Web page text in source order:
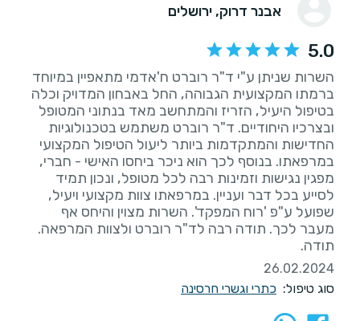
אבנר דרוק, ירושלים
5.0
השרות שניתן ע"י ד"ר רוברט ח'אדמי מתאפיין במיוחד
ברמתו המקצועית הגבוהה, החל באבחון המדויק וכלה
בטיפול היעיל, הזריז והמתחשב מאד בנתוני המטופל
ובצרכיו היחודיים. ד"ר רוברט משתמש בטכנולוגיות
החדישות והמתקדמות ביותר ליעול הטיפול המקצועי
במרפאתו. בנוסף לכך הוא ניכר ביחסו האישי - חברי,
מפגין נגישות וזמינות רבה לכל מטופל, ונכון תמיד
לסייע בכל דבר ועניין. במרפאתו צוות מקצועי ויעיל,
שפועל ע"פ 'רוח המפקד'. השרות מצוין והיחס אף
מעבר לכך. תודה רבה לד"ר רוברט ולצוות המרפאה.
תודה.
26.02.2024
סוג טיפול: כתרי וגשרי חרסינה